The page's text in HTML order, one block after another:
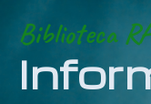
Biblioteca